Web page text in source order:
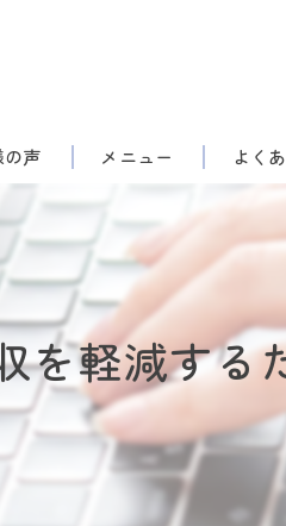
の声 メニュー よく
を軽減する